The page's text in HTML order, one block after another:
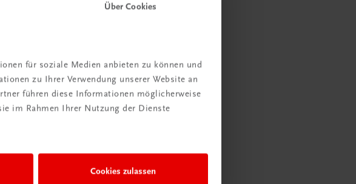
Über Cookies
für soziale Medien anbieten zu können und
zu Ihrer Verwendung unserer Website an
führen diese Informationen möglicherweise
im Rahmen Ihrer Nutzung der Dienste
Cookies zulassen